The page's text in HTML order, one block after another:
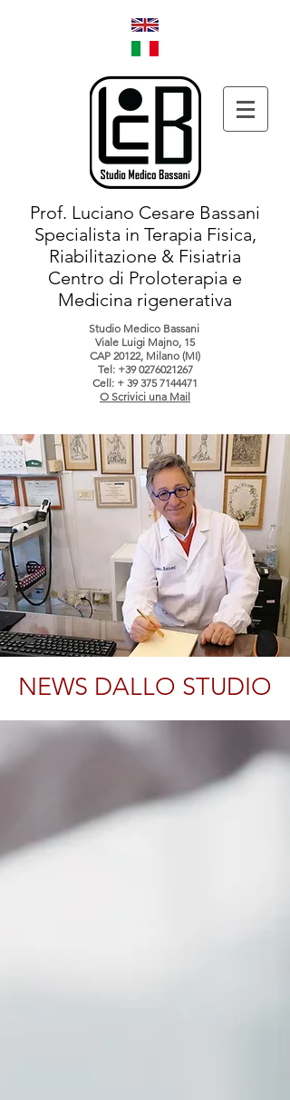
Prof. Luciano Cesare Bassani
Specialista in Terapia Fisica,
Riabilitazione & Fisiatria
Centro di Proloterapia e
Medicina rigenerativa
Studio Medico Bassani
Viale Luigi Majno, 15
CAP 20122, Milano (MI)
Tel: +39 0276021267
Cell: + 39 375 7144471
O Scrivici una Mail
NEWS DALLO STUDIO